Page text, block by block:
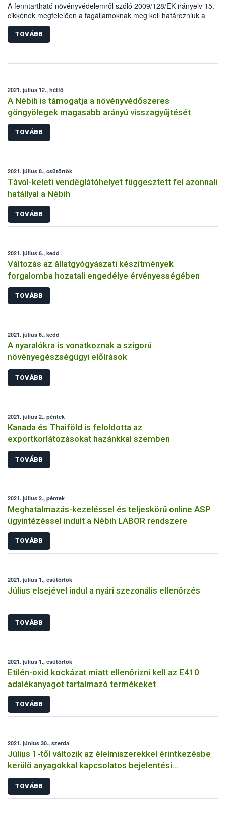
A fenntartható növényvédelemről szóló 2009/128/EK irányelv 15.
cikkének megfelelően a tagállamoknak meg kell határozniuk a
növényvédő szerekre vonatkozó felhasználási tendenciákat,
prioritást élvező elemeket, amelyek különös figyelmet igényelnek a
fenntartható növényvédelem megvalósításában. A rendelkezésre
tendenciákat és meghatározta a jelenlegi prioritásokat.
TOVÁBB
2021. július 12., hétfő
A Nébih is támogatja a növényvédőszeres
göngyölegek magasabb arányú visszagyűjtését
TOVÁBB
2021. július 8., csütörtök
Távol-keleti vendéglátóhelyet függesztett fel azonnali
hatállyal a Nébih
TOVÁBB
2021. július 6., kedd
Változás az állatgyógyászati készítmények
forgalomba hozatali engedélye érvényességében
TOVÁBB
2021. július 6., kedd
A nyaralókra is vonatkoznak a szigorú
növényegészségügyi előírások
TOVÁBB
2021. július 2., péntek
Kanada és Thaiföld is feloldotta az
exportkorlátozásokat hazánkkal szemben
TOVÁBB
2021. július 2., péntek
Meghatalmazás-kezeléssel és teljeskörű online ASP
ügyintézéssel indult a Nébih LABOR rendszere
TOVÁBB
2021. július 1., csütörtök
Július elsejével indul a nyári szezonális ellenőrzés
TOVÁBB
2021. július 1., csütörtök
Etilén-oxid kockázat miatt ellenőrizni kell az E410
adalékanyagot tartalmazó termékeket
TOVÁBB
2021. június 30., szerda
Július 1-től változik az élelmiszerekkel érintkezésbe
kerülő anyagokkal kapcsolatos bejelentési
kötelezettség
TOVÁBB